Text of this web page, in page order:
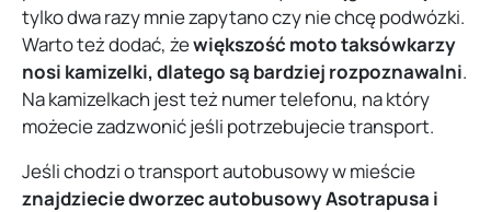
tylko dwa razy mnie zapytano czy nie chcę podwózki.
Warto też dodać, żewiększość moto taksówkarzy
nosi kamizelki, dlatego są bardziej rozpoznawalni.
Na kamizelkach jest też numer telefonu, na który
możecie zadzwonić jeśli potrzebujecie transport.
Jeśli chodzi o transport autobusowy w mieście
znajdziecie dworzec autobusowy Asotrapusa i